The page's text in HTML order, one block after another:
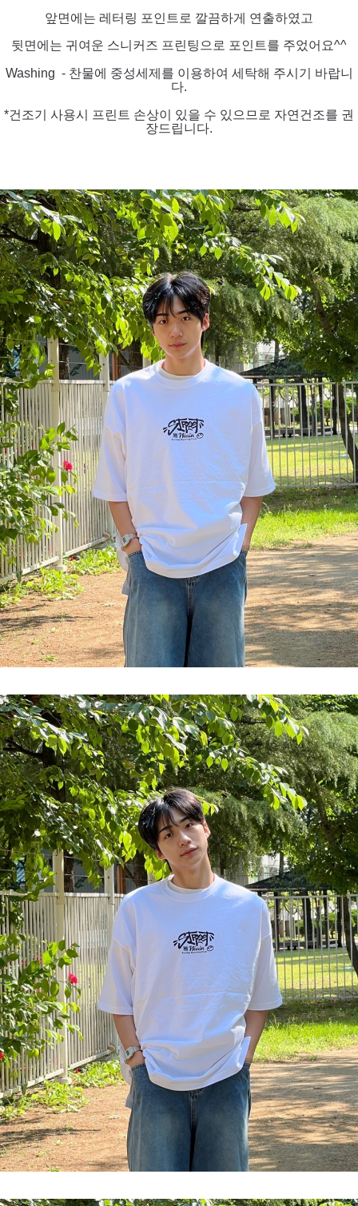
앞면에는 레터링 포인트로 깔끔하게 연출하였고
뒷면에는 귀여운 스니커즈 프린팅으로 포인트를 주었어요^^
Washing - 찬물에 중성세제를 이용하여 세탁해 주시기 바랍니
다.
*건조기 사용시 프린트 손상이 있을 수 있으므로 자연건조를 권
장드립니다.